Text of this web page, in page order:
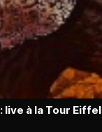
live à la Tour Eiffel